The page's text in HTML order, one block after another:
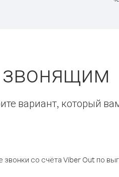
звонящим
вариант, который
со счёта Viber Out по